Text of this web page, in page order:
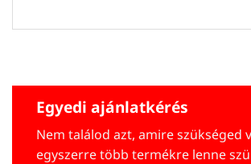
Egyedi ajánlatkérés
Nem találod azt, amire szükséged
egyszerre több termékre lenne